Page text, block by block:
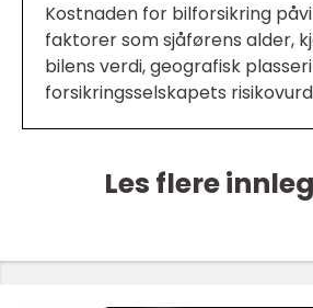
Kostnaden for bilforsikring
faktorer som sjåførens alder,
bilens verdi, geografisk
forsikringsselskapets
Les flere